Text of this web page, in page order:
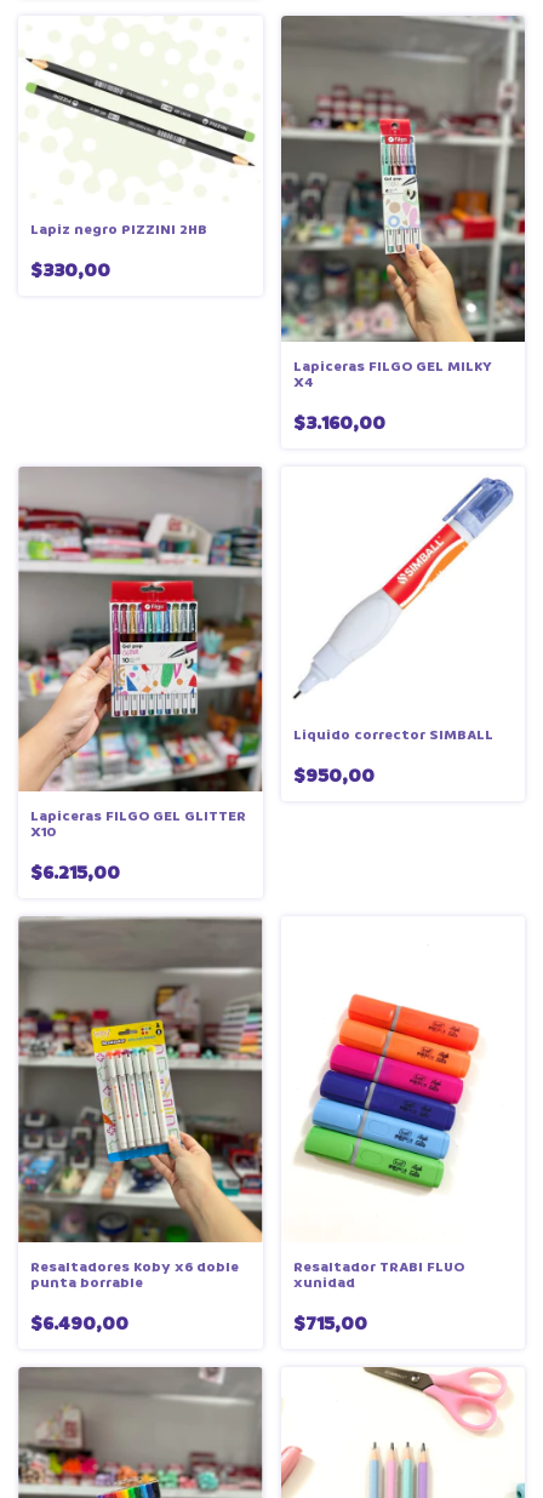
Lapiz negro PIZZINI 2HB
$330,00
Lapiceras FILGO GEL MILKY
X4
$3.160,00
Lapiceras FILGO GEL GLITTER
X10
$6.215,00
Liquido corrector SIMBALL
$950,00
Resaltadores Koby x6 doble
punta borrable
$6.490,00
Resaltador TRABI FLUO
xunidad
$715,00